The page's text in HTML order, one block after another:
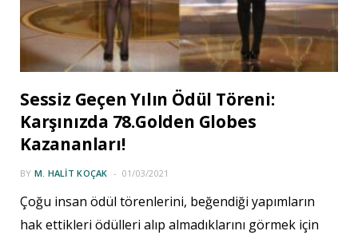
Sessiz Geçen Yılın Ödül Töreni:
Karşınızda 78.Golden Globes
Kazananları!
BY M. HALIT KOÇAK 01/03/2021
Çoğu insan ödül törenlerini, beğendiği yapımların
hak ettikleri ödülleri alıp almadıklarını görmek için